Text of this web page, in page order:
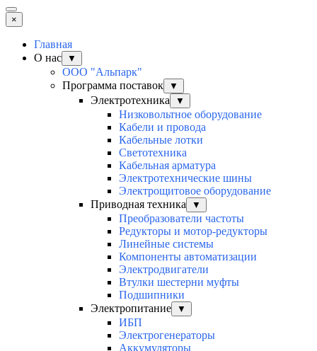
×
Главная
О нас
▼
ООО "Альпарк"
Программа поставок
▼
Электротехника ▼
Низковольтное оборудование
Кабели и провода
Кабельные лотки
Светотехника
Кабельная арматура
Электротехнические шины
Электрощитовое оборудование
Приводная техника
▼
Преобразователи частоты
Редукторы и мотор-редукторы
Линейные системы
Компоненты автоматизации
Электродвигатели
Втулки шестерни муфты
Подшипники
Электропитание
▼
ИБП
Электрогенераторы
Аккумуляторы